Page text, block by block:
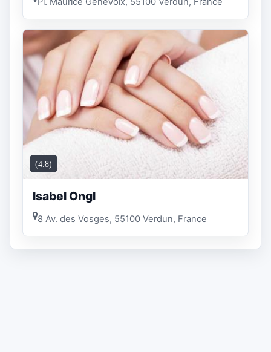
(4.8)
Isabel Ongl
8 Av. des Vosges, 55100 Verdun, France